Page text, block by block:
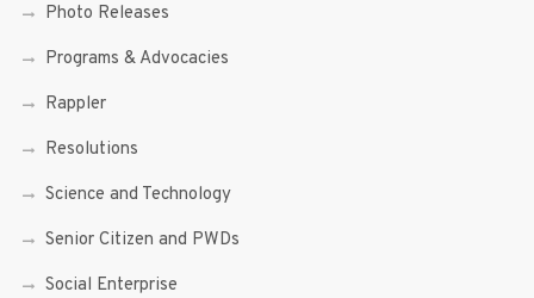
Photo Releases
Programs & Advocacies
Rappler
Resolutions
Science and Technology
Senior Citizen and PWDs
Social Enterprise